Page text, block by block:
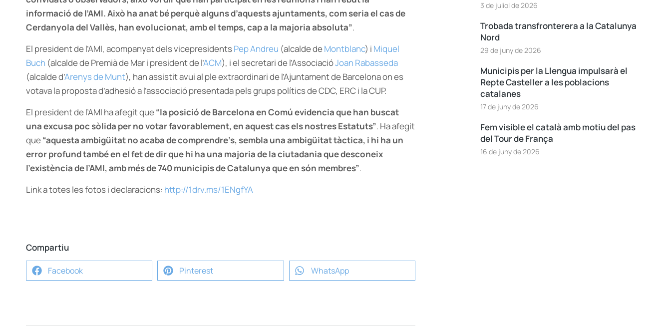
informació de l’AMI. Això ha anat bé perquè alguns d’aquests ajuntaments, com seria el cas de
Cerdanyola del Vallès, han evolucionat, amb el temps, cap a la majoria absoluta”.
El president de l’AMI, acompanyat dels vicepresidentsPep Andreu (alcalde deMontblanc) i Miquel
Buch (alcalde de Premià de Mar i president de l’ACM), i el secretari de l’AssociacióJoan Rabasseda
(alcalde d’Arenys de Munt), han assistit avui al ple extraordinari de l’Ajuntament de Barcelona on es
votava la proposta d’adhesió a l’associació presentada pels grups polítics de CDC, ERC i la CUP.
El president de l’AMI ha afegit que“la posició de Barcelona en Comú evidencia que han buscat
una excusa poc sòlida per no votar favorablement, en aquest cas els nostres Estatuts”. Ha afegit
que“aquesta ambigüitat no acaba de comprendre’s, sembla una ambigüitat tàctica, i hi ha un
error profund també en el fet de dir que hi ha una majoria de la ciutadania que desconeix
l’existència de l’AMI, amb més de 740 municipis de Catalunya que en són membres”.
Link a totes les fotos i declaracions: http://1drv.ms/1ENgfYA
Compartiu
Facebook Pinterest WhatsApp
3 de juliol de 2026
Trobada transfronterera a la Catalunya
Nord
29 de juny de 2026
Municipis per la Llengua impulsarà el
Repte Casteller a les poblacions
catalanes
17 de juny de 2026
Fem visible el català amb motiu del pas
del Tour de França
16 de juny de 2026